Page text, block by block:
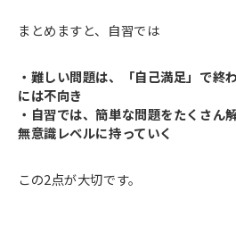
まとめますと、自習では
・難しい問題は、「自己満足」で終
には不向き
・自習では、簡単な問題をたくさん
無意識レベルに持っていく
この2点が大切です。